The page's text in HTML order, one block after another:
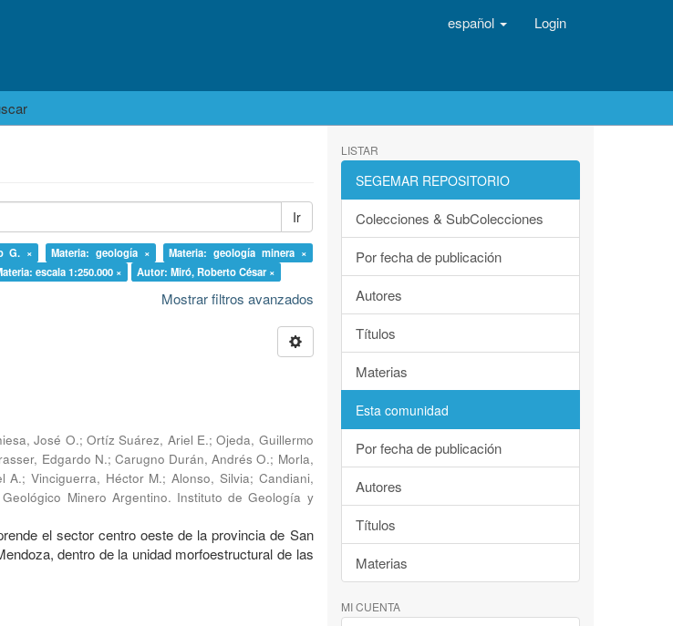
español Login
Ir
G. × Materia: geología ×
Materia: geología minera ×
escala 1:250.000 × Autor: Miró, Roberto César ×
Mostrar filtros avanzados
José O.;Ortíz Suárez, Ariel E.;Ojeda, Guillermo
Edgardo N.; Carugno Durán, Andrés O.; Morla,
A.; Vinciguerra, Héctor M.;Alonso, Silvia; Candiani,
Minero Argentino. Instituto de Geología y
el sector centro oeste de la provincia de San
dentro de la unidad morfoestructural de las
LISTAR
SEGEMAR REPOSITORIO
Colecciones & SubColecciones
Por fecha de publicación
Autores
Títulos
Materias
Esta comunidad
Por fecha de publicación
Autores
Títulos
Materias
MI CUENTA